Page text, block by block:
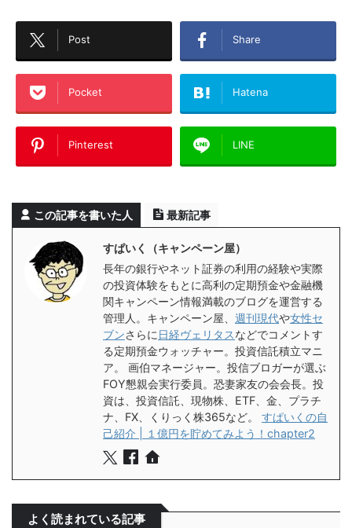
Post Share
Pocket Hatena
Pinterest LINE
この記事を書いた人 最新記事
すぱいく（キャンペーン屋）
長年の銀行やネット証券の利用の経験や実際
の投資体験をもとに高利の定期預金や金融機
関キャンペーン情報満載のブログを運営する
管理人。キャンペーン屋、 週刊現代や女性セ
ブンさらに 日経ヴェリタスなどでコメントす
る定期預金ウォッチャー。投資信託積立マニ
ア。 画伯マネージャー。投信ブロガーが選ぶ
FOY懇親会実行委員。恐妻家友の会会長。投
資は、投資信託、現物株、ETF、金、プラチ
ナ、FX、くりっく株365など。 すぱいくの自
己紹介 | １億円を貯めてみよう！chapter2
よく読まれている記事